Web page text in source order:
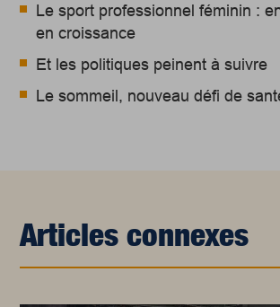
Le sport professionnel féminin :
en croissance
Et les politiques peinent à suivre
Le sommeil, nouveau défi de
Articles connexes